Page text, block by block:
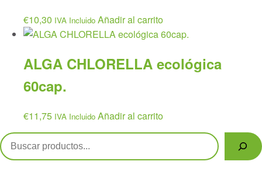
€10,30 IVA Incluido Añadir al carrito
ALGA CHLORELLA ecológica
60cap.
€11,75 IVA Incluido Añadir al carrito
Buscar